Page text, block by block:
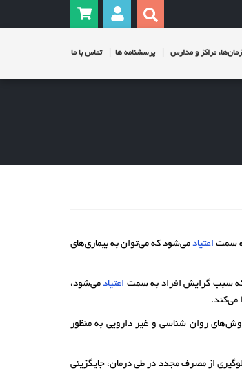
مراکز و مدارس پرسشنامه ها تماس با ما
سمت اعتیادمی‌شود که می‌توان به بیماری‌های
که سبب گرایش افراد به سمت اعتیادمی‌شود،
می‌کند.
روش‌های روان شناسی و غیر دارویی به منظور
از مصرف مجدد در طی درمان، جایگزینی